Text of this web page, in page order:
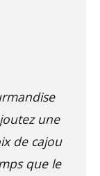
une
de cajou
que le